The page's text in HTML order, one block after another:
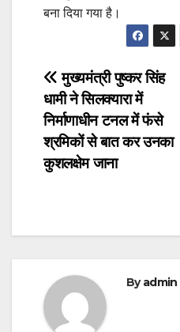
बना दिया गया है।
Post
navigation
मुख्यमंत्री पुष्कर सिंह
धामी ने सिलक्यारा में
निर्माणाधीन टनल में फंसे
श्रमिकों से बात कर उनका
कुशलक्षेम जाना
Byadmin